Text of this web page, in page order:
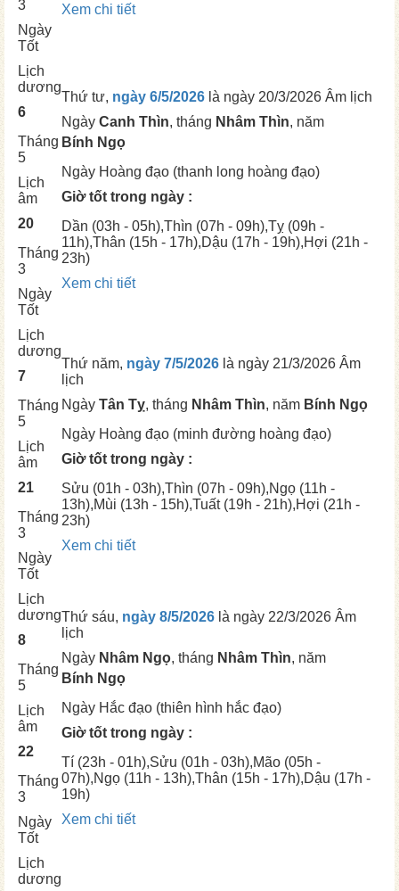
3
Ngày
Tốt
Xem chi tiết
Lịch
dương
6
Tháng
5
Lịch
âm
20
Tháng
3
Ngày
Tốt
Thứ tư, ngày 6/5/2026 là ngày 20/3/2026 Âm lịch
Ngày Canh Thìn, tháng Nhâm Thìn, năm
Bính Ngọ
Ngày Hoàng đạo (thanh long hoàng đạo)
Giờ tốt trong ngày :
Dần (03h - 05h),Thìn (07h - 09h),Tỵ (09h -
11h),Thân (15h - 17h),Dậu (17h - 19h),Hợi (21h -
23h)
Xem chi tiết
Lịch
dương
7
Tháng
5
Lịch
âm
21
Tháng
3
Ngày
Tốt
Thứ năm, ngày 7/5/2026 là ngày 21/3/2026 Âm
lịch
Ngày Tân Tỵ, tháng Nhâm Thìn, năm Bính Ngọ
Ngày Hoàng đạo (minh đường hoàng đạo)
Giờ tốt trong ngày :
Sửu (01h - 03h),Thìn (07h - 09h),Ngọ (11h -
13h),Mùi (13h - 15h),Tuất(19h - 21h),Hợi (21h -
23h)
Xem chi tiết
Lịch
dương
8
Tháng
5
Lịch
âm
22
Tháng
3
Ngày
Tốt
Thứ sáu, ngày 8/5/2026 là ngày 22/3/2026 Âm
lịch
Ngày Nhâm Ngọ, tháng Nhâm Thìn, năm
Bính Ngọ
Ngày Hắc đạo (thiên hình hắc đạo)
Giờ tốt trong ngày :
Tí (23h - 01h),Sửu (01h - 03h),Mão (05h -
07h),Ngọ (11h - 13h),Thân (15h - 17h),Dậu (17h -
19h)
Xem chi tiết
Lịch
dương